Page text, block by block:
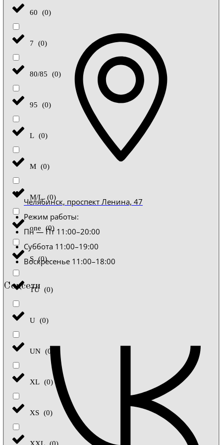
60 (0)
7 (0)
80/85 (0)
95 (0)
L (0)
M (0)
M/L (0)
one (0)
S (0)
TU (0)
U (0)
UN (0
XL (0)
XS (0)
Челябинск, проспект Ленина, 47
Режим работы:
Пн — Пт 11:00–20:00
Суббота 11:00–19:00
Воскресенье 11:00–18:00
Соцсети